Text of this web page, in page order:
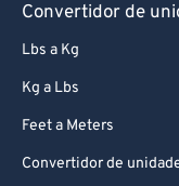
Convertidor de
Lbs a Kg
Kg a Lbs
Feet a Meters
Convertidor de